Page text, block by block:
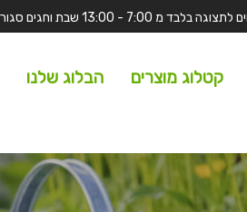
קטלוג מוצרים הבלוג שלנו